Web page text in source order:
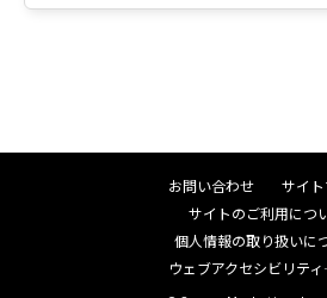
2.対応機種を追加しました。
設定アシスタント
2.対応機種を追加しました。
お問い合わせ
サイ
サイトのご利用につ
個人情報の取り扱いに
ウェブアクセシビリテ